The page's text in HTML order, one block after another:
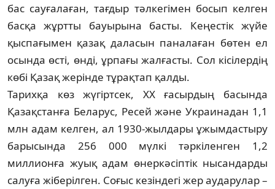
бас сауғалаған, тағдыр тәлкегімен босып келген
басқа жұртты бауырына басты. Кеңестік жүйе
қыспағымен қазақ даласын паналаған бөтен ел
осында өсті, өнді, ұрпағы жалғасты. Сол кісілердің
көбі Қазақ жерінде тұрақтап қалды.
Тарихқа көз жүгіртсек, ХХ ғасырдың басында
Қазақ­стан­ға Беларус, Ресей және Украинадан 1,1
млн адам кел­ген, ал 1930-жылдары ұжымдастыру
барысында 256 000 мүл­кі тәркіленген 1,2
миллионға жуық адам өнеркәсіптік нысандарды
салуға жіберілген. Соғыс кезіндегі жер ау­дарулар –